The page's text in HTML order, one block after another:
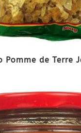
Pomme de Terre